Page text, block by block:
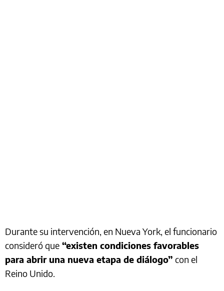
Durante su intervención, en Nueva York, el funcionario
consideró que “existen condiciones favorables
para abrir una nueva etapa de diálogo” con el
Reino Unido.